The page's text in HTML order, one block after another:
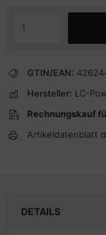
GTIN/EAN:
Hersteller: LC-
Rechnungskauf
Artikeldatenblatt
DETAILS